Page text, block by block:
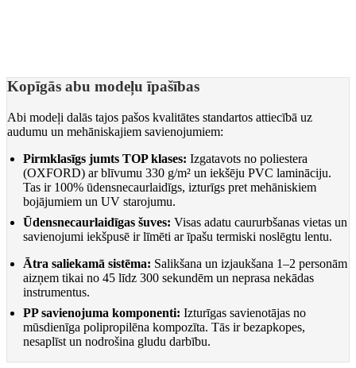
Kopīgās abu modeļu īpašības
Abi modeļi dalās tajos pašos kvalitātes standartos attiecībā uz
audumu un mehāniskajiem savienojumiem:
Pirmklasīgs jumts TOP klases: Izgatavots no poliestera
(OXFORD) ar blīvumu 330 g/m² un iekšēju PVC lamināciju.
Tas ir 100% ūdensnecaurlaidīgs, izturīgs pret mehāniskiem
bojājumiem un UV starojumu.
Ūdensnecaurlaidīgas šuves: Visas adatu caururbšanas vietas un
savienojumi iekšpusē ir līmēti ar īpašu termiski noslēgtu lentu.
Ātra saliekamā sistēma: Salikšana un izjaukšana 1–2 personām
aizņem tikai no 45 līdz 300 sekundēm un neprasa nekādas
instrumentus.
PP savienojuma komponenti: Izturīgas savienotājas no
mūsdienīga polipropilēna kompozīta. Tās ir bezapkopes,
nesaplīst un nodrošina gludu darbību.